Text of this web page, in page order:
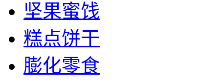
坚果蜜饯
糕点饼干
膨化零食